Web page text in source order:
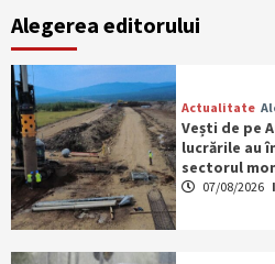
Alegerea editorului
Actualitate
Vești de pe
lucrările au
sectorul
07/08/2026